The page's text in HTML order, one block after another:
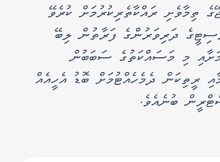
ތިމާވެށި ރައްކާތެރިކުރުމަށް ކުރެވޭ
ދަރިވަރުންގެ ފަރާތުން ލިބޭ
މި މަސައްކަތުގެ ސަބަބުން
ރީތިކަން ދެމެހެއްޓުމަށް ބޮޑު އެހީއެއް
ބުނެއެވެ.